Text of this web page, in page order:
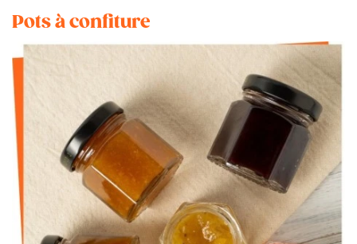
Pots à confiture